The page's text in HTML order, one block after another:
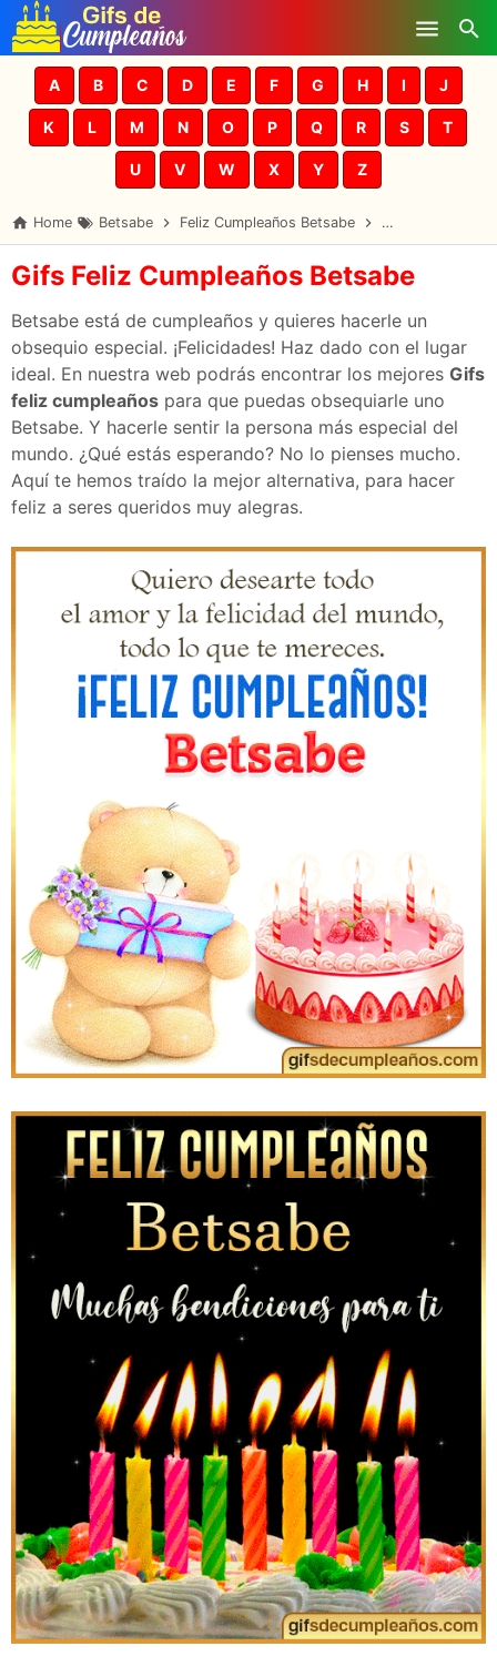
Skip to main content
A B C D E F G H I J
K L M N O P Q R S T
U V W X Y Z
Home Betsabe Feliz Cumpleaños Betsabe Gifs
Gifs Feliz Cumpleaños Betsabe
Betsabe está de cumpleaños y quieres hacerle un
obsequio especial. ¡Felicidades! Haz dado con el lugar
ideal. En nuestra web podrás encontrar los mejores Gifs
feliz cumpleaños para que puedas obsequiarle uno
Betsabe. Y hacerle sentir la persona más especial del
mundo. ¿Qué estás esperando? No lo pienses mucho.
Aquí te hemos traído la mejor alternativa, para hacer
feliz a seres queridos muy alegras.